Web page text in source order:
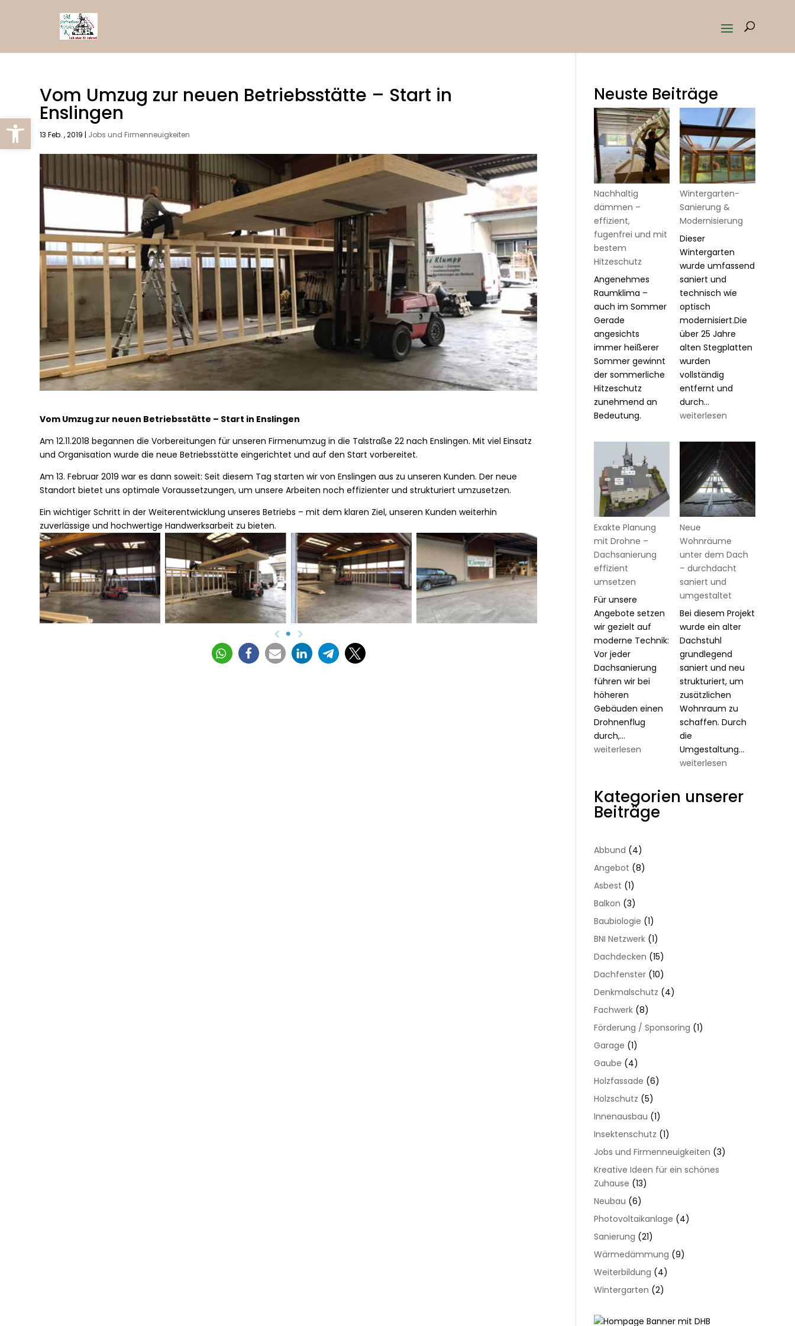
Werkzeugleiste öffnen
Vom Umzug zur neuen Betriebsstätte – Start in
Enslingen
13 Feb. , 2019 | Jobs und Firmenneuigkeiten
Vom Umzug zur neuen Betriebsstätte – Start in Enslingen
Am 12.11.2018 begannen die Vorbereitungen für unseren Firmenumzug in die Talstraße 22 nach Enslingen. Mit viel Einsatz
und Organisation wurde die neue Betriebsstätte eingerichtet und auf den Start vorbereitet.
Am 13. Februar 2019 war es dann soweit: Seit diesem Tag starten wir von Enslingen aus zu unseren Kunden. Der neue
Standort bietet uns optimale Voraussetzungen, um unsere Arbeiten noch effizienter und strukturiert umzusetzen.
Ein wichtiger Schritt in der Weiterentwicklung unseres Betriebs – mit dem klaren Ziel, unseren Kunden weiterhin
zuverlässige und hochwertige Handwerksarbeit zu bieten.
Neuste Beiträge
Nachhaltig
dämmen –
effizient,
fugenfrei und mit
bestem
Hitzeschutz
Angenehmes
Raumklima –
auch im Sommer
Gerade
angesichts
immer heißerer
Sommer gewinnt
der sommerliche
Hitzeschutz
zunehmend an
Bedeutung.
Wintergarten-
Sanierung &
Modernisierung
Dieser
Wintergarten
wurde umfassend
saniert und
technisch wie
optisch
modernisiert.Die
über 25 Jahre
alten Stegplatten
wurden
vollständig
entfernt und
durch…
Sanierung
Modernisierung
weiterlesen
Exakte Planung
mit Drohne –
Dachsanierung
effizient
umsetzen
Für unsere
Angebote setzen
wir gezielt auf
moderne Technik:
Vor jeder
Dachsanierung
führen wir bei
höheren
Gebäuden einen
Drohnenflug
durch,…
Planung
Dachsanierung
effizient
weiterlesen
Neue
Wohnräume
unter dem Dach
– durchdacht
saniert und
umgestaltet
Bei diesem Projekt
wurde ein alter
Dachstuhl
grundlegend
saniert und neu
strukturiert, um
zusätzlichen
Wohnraum zu
schaffen. Durch
die
Umgestaltung…
weiterlesen
Kategorien unserer
Beiträge
Abbund (4)
Angebot (8)
Asbest (1)
Balkon (3)
Baubiologie (1)
BNI Netzwerk (1)
Dachdecken (15)
Dachfenster (10)
Denkmalschutz (4)
Fachwerk (8)
Förderung / Sponsoring (1)
Garage (1)
Gaube (4)
Holzfassade (6)
Holzschutz (5)
Innenausbau (1)
Insektenschutz (1)
Jobs und Firmenneuigkeiten (3)
Kreative Ideen für ein schönes
Zuhause (13)
Neubau (6)
Photovoltaikanlage (4)
Sanierung (21)
Wärmedämmung (9)
Weiterbildung (4)
Wintergarten (2)